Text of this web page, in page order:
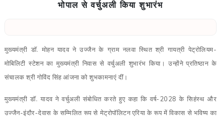
भोपाल से वर्चुअली किया शुभारंभ
मुख्यमंत्री डॉ. मोहन यादव ने उज्जैन के ग्राम नलवा स्थित श्री गायत्री पेट्रोलियम-
मोबिलिटी स्टेशन का मुख्यमंत्री निवास से वर्चुअली शुभारंभ किया। उन्होंने प्रतिष्ठान के
संचालक श्री गोविंद सिंह आंजना को शुभकामनाएं दीं।
मुख्यमंत्री डॉ. यादव ने वर्चुअली संबोधित करते हुए कहा कि वर्ष-2028 के सिहंस्थ और
उज्जैन-इंदौर-देवास के सम्मिलित रूप से मेट्रोपॉलिटन एरिया के रूप में विकास से भविष्य का